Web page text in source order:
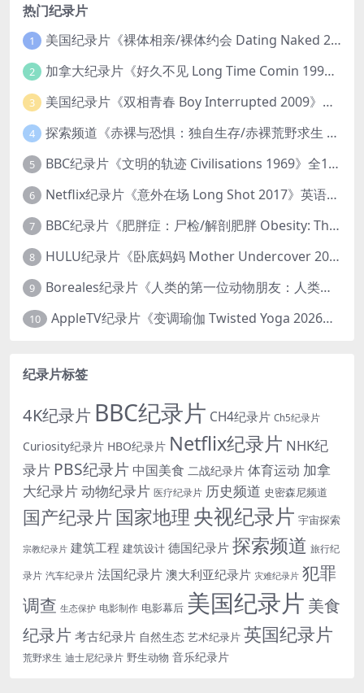
热门纪录片
1 美国纪录片《裸体相亲/裸体约会 Dating Naked 2014-2016》第1-3季全33集 英语中英双字 无水印纯净版 1080P/MKV/85.6G 裸体相亲真人秀
2 加拿大纪录片《好久不见 Long Time Comin 1993》英语中英双字 官方纯净版 1080P/MKV/1G 女同性艺术家
3 美国纪录片《双相青春 Boy Interrupted 2009》英语中英双字 官方纯净版 1080P/MKV/1.43G 青少年躁郁症
4 探索频道《赤裸与恐惧：独自生存/赤裸荒野求生 Naked and Afraid: Solo 2023》第一季全8集 英语中英双字 官方纯净版 高码1080P/MKV/45.4G
5 BBC纪录片《文明的轨迹 Civilisations 1969》全13集 英语中英双字 高清收藏版 1080P/MKV/64.1G 西方艺术史话
6 Netflix纪录片《意外在场 Long Shot 2017》英语中字 720P/NKV/1.06GB 美国谋杀误判案件
7 BBC纪录片《肥胖症：尸检/解剖肥胖 Obesity: The Post Mortem 2016》英语中英双字 无水印纯净版 1080P/MKV/1.03G
8 HULU纪录片《卧底妈妈 Mother Undercover 2023》全4集 英语中英双字 官方纯净版 1080P/MKV/7.6G 拯救孩子
9 Boreales纪录片《人类的第一位动物朋友：人类和狗的神奇故事 Man’s First Friend 2018》英语中英双字 1080P/MP4/1.8G 狗的神奇故事
10 AppleTV纪录片《变调瑜伽 Twisted Yoga 2026》全3集 英语中英双字 无水印纯净版 1080P/MKV/10G 瑜伽大师背后的真相
纪录片标签
4K纪录片 BBC纪录片 CH4纪录片 Ch5纪录片
Curiosity纪录片 HBO纪录片 Netflix纪录片 NHK纪
录片 PBS纪录片 中国美食 二战纪录片 体育运动 加拿
大纪录片动物纪录片 医疗纪录片 历史频道 史密森尼频道
国产纪录片 国家地理 央视纪录片 宇宙探索
宗教纪录片 建筑工程 建筑设计 德国纪录片 探索频道 旅行纪
录片 汽车纪录片 法国纪录片 澳大利亚纪录片 灾难纪录片 犯罪
调查 生态保护 电影制作 电影幕后 美国纪录片 美食
纪录片考古纪录片 自然生态 艺术纪录片 英国纪录片
荒野求生 迪士尼纪录片 野生动物 音乐纪录片